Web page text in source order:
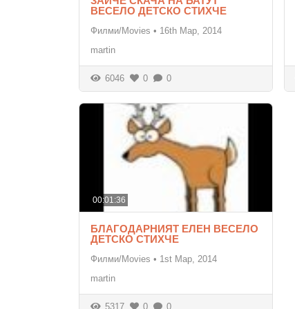
ВЕСЕЛО ДЕТСКО СТИХЧЕ
Филми/Movies • 16th Мар, 2014
martin
6046 0 0
00:01:36
БЛАГОДАРНИЯТ ЕЛЕН ВЕСЕЛО
ДЕТСКО СТИХЧЕ
Филми/Movies • 1st Мар, 2014
martin
5317 0 0